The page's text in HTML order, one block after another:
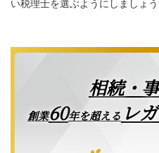
い税理士を選ぶようにしましょう
相続・
創業60年を超える レ